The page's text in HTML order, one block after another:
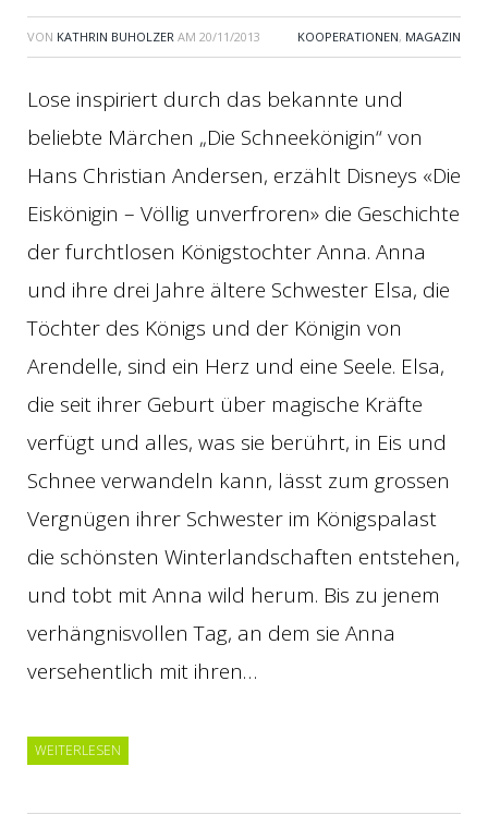
VON KATHRIN BUHOLZER AM 20/11/2013 KOOPERATIONEN, MAGAZIN
Lose inspiriert durch das bekannte und
beliebte Märchen „Die Schneekönigin“ von
Hans Christian Andersen, erzählt Disneys «Die
Eiskönigin – Völlig unverfroren» die Geschichte
der furchtlosen Königstochter Anna. Anna
und ihre drei Jahre ältere Schwester Elsa, die
Töchter des Königs und der Königin von
Arendelle, sind ein Herz und eine Seele. Elsa,
die seit ihrer Geburt über magische Kräfte
verfügt und alles, was sie berührt, in Eis und
Schnee verwandeln kann, lässt zum grossen
Vergnügen ihrer Schwester im Königspalast
die schönsten Winterlandschaften entstehen,
und tobt mit Anna wild herum. Bis zu jenem
verhängnisvollen Tag, an dem sie Anna
versehentlich mit ihren…
WEITERLESEN